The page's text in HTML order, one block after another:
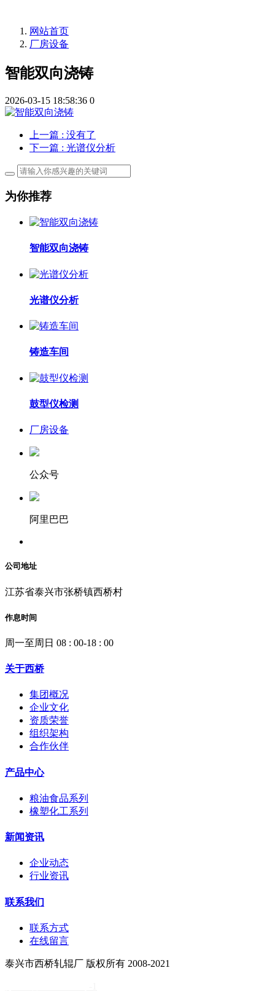
网站首页
厂房设备
智能双向浇铸
2026-03-15 18:58:36 0
上一篇 : 没有了
下一篇 : 光谱仪分析
为你推荐
智能双向浇铸
光谱仪分析
铸造车间
鼓型仪检测
厂房设备
公众号
阿里巴巴
公司地址
江苏省泰兴市张桥镇西桥村
作息时间
周一至周日 08 : 00-18 : 00
关于西桥
集团概况
企业文化
资质荣誉
组织架构
合作伙伴
产品中心
粮油食品系列
橡塑化工系列
新闻资讯
企业动态
行业资讯
联系我们
联系方式
在线留言
泰兴市西桥轧辊厂 版权所有 2008-2021